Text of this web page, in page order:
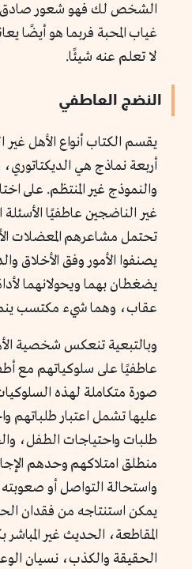
الشخص لك فهو شعور صادق،
غياب المحبة فربما هو أيضًا
لا تعلم عنه شيئًا.
النضج العاطفي
يقسم الكتاب أنواع الأهل غير
أربعة نماذج هي
والنموذج غير المنتظم. على
غير الناضجين عاطفيًا
تحتمل مشاعرهم المعضلات
يصنفوا الأمور وفق الأخلاق
يضغطان بهما ويحولانهما
عقاب، وهما شيء مكتسب
وبالتبعية تنعكس شخصية
عاطفيًا على سلوكياتهم مع
صورة متكاملة لهذه
عليها تشمل اعتبار طلباتهم
طلبات واحتياجات الطفل،
منطلق امتلاكهم وحدهم
واستحالة التواصل أو
يمكن استنتاجه من فقدان
المقاطعة، الحديث غير المباشر
الحقيقة والكذب، نسيان